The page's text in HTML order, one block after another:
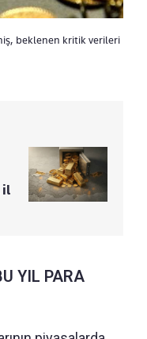
beklenen kritik verileri
il
YIL PARA